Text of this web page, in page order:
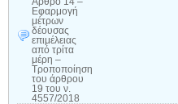
Εφαρμογή
μέτρων
δέουσας
επιμέλειας
από τρίτα
μέρη –
Τροποποίηση
του άρθρου
19 του ν.
4557/2018